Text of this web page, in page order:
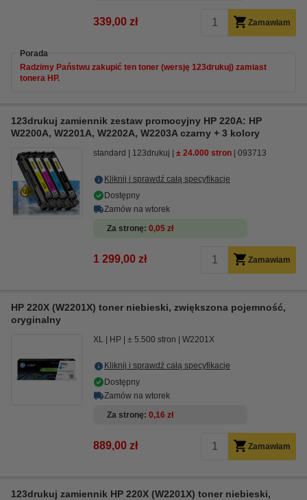
339,00 zł Zamawiam
Porada
Radzimy Państwu zakupić ten toner (wersję 123drukuj) zamiast
tonera HP.
123drukuj zamiennik zestaw promocyjny HP 220A: HP
W2200A, W2201A, W2202A, W2203A czarny + 3 kolory
standard 123drukuj ± 24.000 stron 093713
Kliknij i sprawdź całą specyfikacje
Dostępny
Zamów na wtorek
Za stronę 0,05 zł
1 299,00 zł Zamawiam
HP 220X (W2201X) toner niebieski, zwiększona pojemność,
oryginalny
XL HP ± 5.500 stron W2201X
Kliknij i sprawdź całą specyfikacje
Dostępny
Zamów na wtorek
Za stronę 0,16 zł
889,00 zł Zamawiam
123drukuj zamiennik HP 220X (W2201X) toner niebieski,